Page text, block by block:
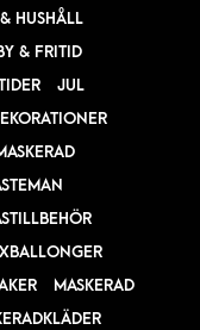
HUSHÅLL
& FRITID
JUL
MASKERAD